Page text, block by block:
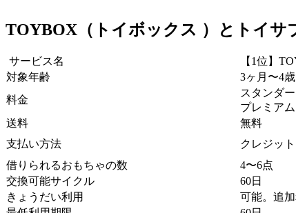
TOYBOX（トイボックス ）とトイサ
サービス名 【1位】
対象年齢
3ヶ月〜4歳
料金
スタンダ
プレミアム
送料
無料
支払い方法
クレジッ
借りられるおもちゃの数
4〜6点
交換可能サイクル
60日
きょうだい利用
可能。追